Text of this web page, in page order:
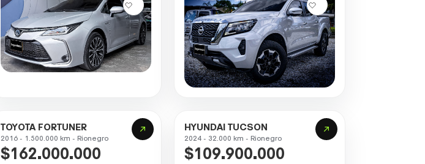
TOYOTA FORTUNER
2016 - 1.500.000 km - Rionegro
$162.000.000
HYUNDAI TUCSON
2024 - 32.000 km - Rionegro
$109.900.000